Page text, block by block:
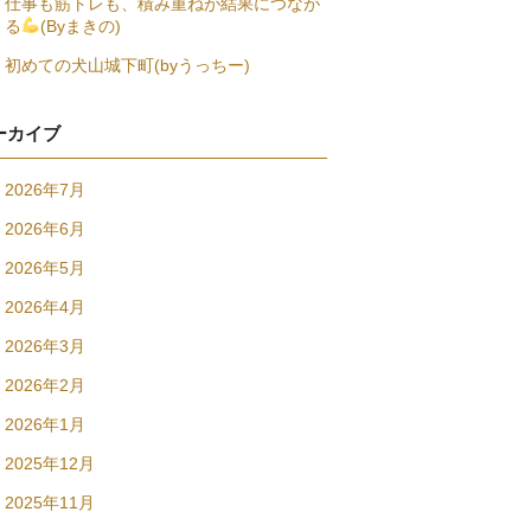
る
(Byまきの)
初めての犬山城下町(byうっちー)
カイブ
2026年7月
2026年6月
2026年5月
2026年4月
2026年3月
2026年2月
2026年1月
2025年12月
2025年11月